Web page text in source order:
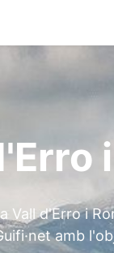
Vall d'Erro i
amb